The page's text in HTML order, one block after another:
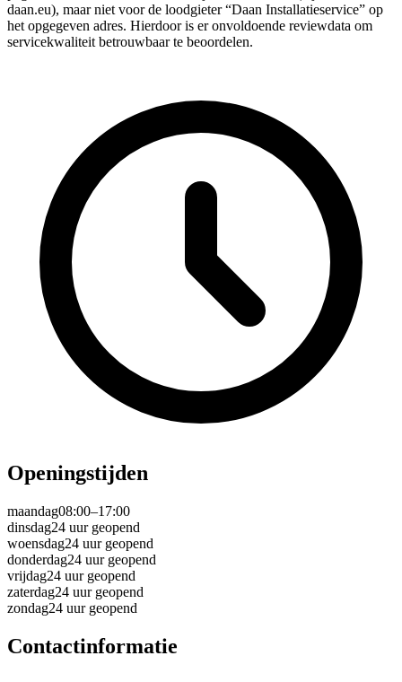
daan.eu), maar niet voor de loodgieter “Daan Installatieservice” op
het opgegeven adres. Hierdoor is er onvoldoende reviewdata om
servicekwaliteit betrouwbaar te beoordelen.
Openingstijden
maandag08:00–17:00
dinsdag24 uur geopend
woensdag24 uur geopend
donderdag24 uur geopend
vrijdag24 uur geopend
zaterdag24 uur geopend
zondag24 uur geopend
Contactinformatie